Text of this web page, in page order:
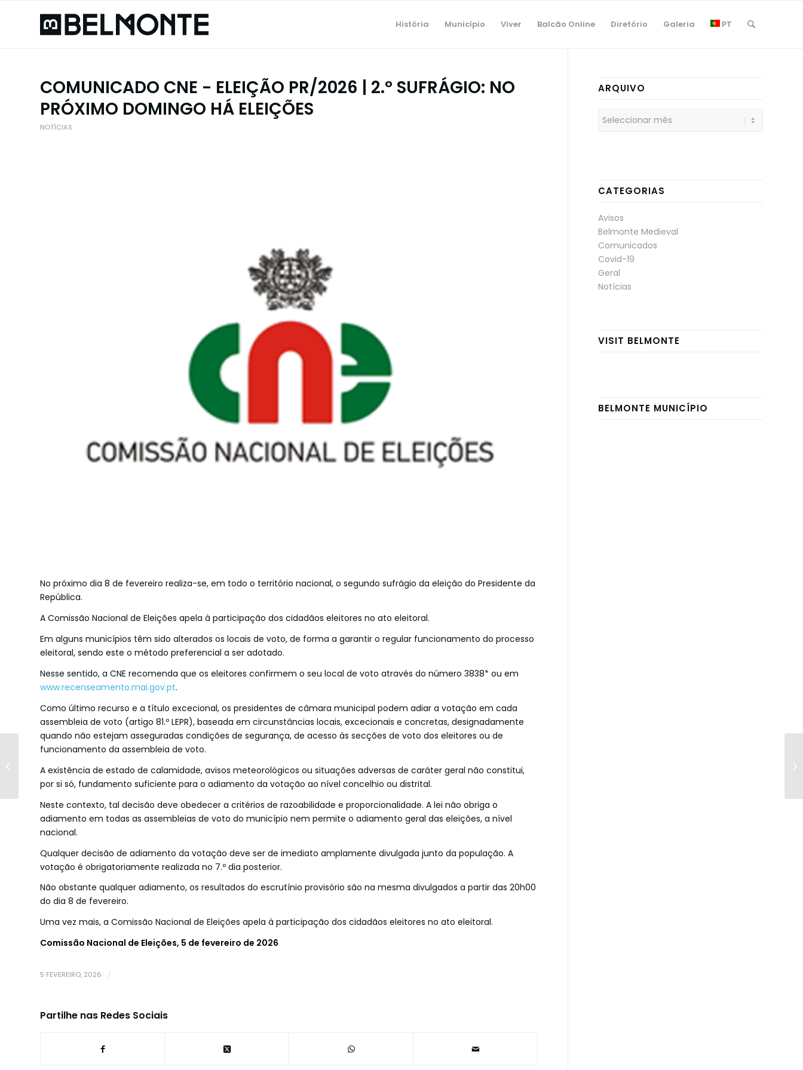
História Município Viver Balcão Online Diretório Galeria PT
COMUNICADO CNE - ELEIÇÃO PR/2026 | 2.º SUFRÁGIO: NO
PRÓXIMO DOMINGO HÁ ELEIÇÕES
NOTÍCIAS
No próximo dia 8 de fevereiro realiza-se, em todo o território nacional, o segundo sufrágio da eleição do Presidente da
República.
A Comissão Nacional de Eleições apela à participação dos cidadãos eleitores no ato eleitoral.
Em alguns municípios têm sido alterados os locais de voto, de forma a garantir o regular funcionamento do processo
eleitoral, sendo este o método preferencial a ser adotado.
Nesse sentido, a CNE recomenda que os eleitores confirmem o seu local de voto através do número 3838* ou em
www.recenseamento.mai.gov.pt.
Como último recurso e a título excecional, os presidentes de câmara municipal podem adiar a votação em cada
assembleia de voto (artigo 81.º LEPR), baseada em circunstâncias locais, excecionais e concretas, designadamente
quando não estejam asseguradas condições de segurança, de acesso às secções de voto dos eleitores ou de
funcionamento da assembleia de voto.
A existência de estado de calamidade, avisos meteorológicos ou situações adversas de caráter geral não constitui,
por si só, fundamento suficiente para o adiamento da votação ao nível concelhio ou distrital.
Neste contexto, tal decisão deve obedecer a critérios de razoabilidade e proporcionalidade. A lei não obriga o
adiamento em todas as assembleias de voto do município nem permite o adiamento geral das eleições, a nível
nacional.
Qualquer decisão de adiamento da votação deve ser de imediato amplamente divulgada junto da população. A
votação é obrigatoriamente realizada no 7.º dia posterior.
Não obstante qualquer adiamento, os resultados do escrutínio provisório são na mesma divulgados a partir das 20h00
do dia 8 de fevereiro.
Uma vez mais, a Comissão Nacional de Eleições apela à participação dos cidadãos eleitores no ato eleitoral.
Comissão Nacional de Eleições, 5 de fevereiro de 2026
5 FEVEREIRO, 2026 /
Partilhe nas Redes Sociais
ARQUIVO
CATEGORIAS
Avisos
Belmonte Medieval
Comunicados
Covid-19
Geral
Notícias
VISIT BELMONTE
BELMONTE MUNICÍPIO
Belmonte promove
gastronomia na
FITUR com
“Sabores...